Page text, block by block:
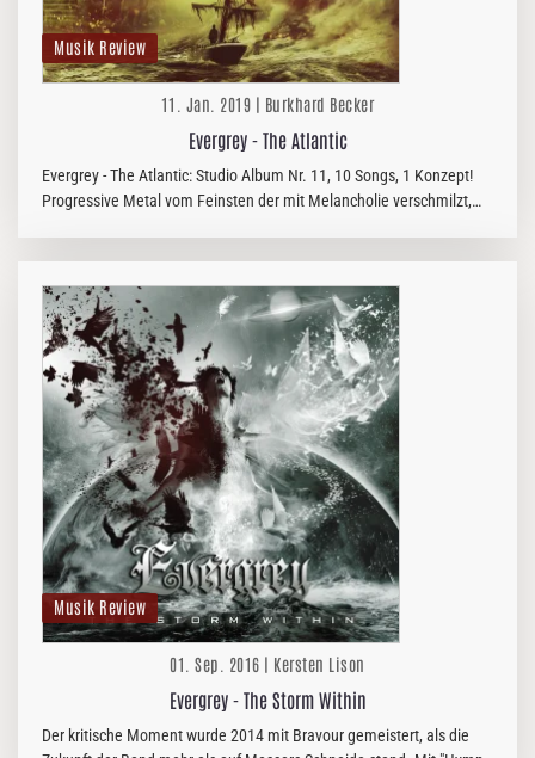
Musik Review
11. Jan. 2019 | Burkhard Becker
Evergrey - The Atlantic
Evergrey - The Atlantic: Studio Album Nr. 11, 10 Songs, 1 Konzept!
Progressive Metal vom Feinsten der mit Melancholie verschmilzt,
Musik Review
01. Sep. 2016 | Kersten Lison
Evergrey - The Storm Within
Der kritische Moment wurde 2014 mit Bravour gemeistert, als die